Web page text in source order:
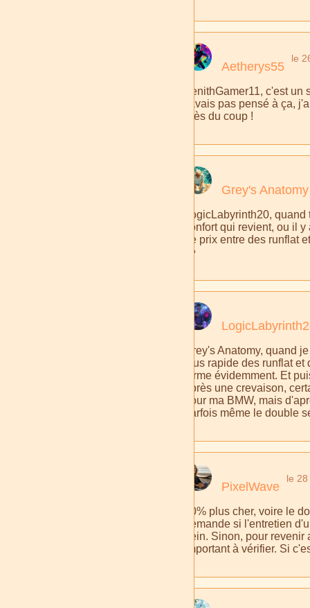
Aetherys55
le
ZenithGamer11, c'est
j'avais pas pensé à ça,
près du coup !
Grey's Anatomy
LogicLabyrinth20,
confort qui revient, ou il
de prix entre des runflat
🧐
Grey's Anatomy, quand
plus rapide des runflat
ferme évidemment. Et
après une crevaison,
pour ma BMW, mais
parfois même le double
PixelWave
le
30% plus cher, voire le
demande si l'entretien
hein. Sinon, pour
important à vérifier. Si